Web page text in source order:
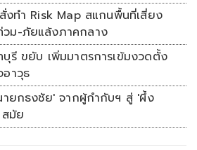
งทำ Risk Map สแกนพื้นที่เสี่ยง
วม-ภัยแล้งภาคกลาง
บุรี ขยับ เพิ่มมาตรการเข้มงวดตั้ง
าวุธ
ายกธงชัย' จากผู้กำกับฯ สู่ 'ผึ้ง
มัย